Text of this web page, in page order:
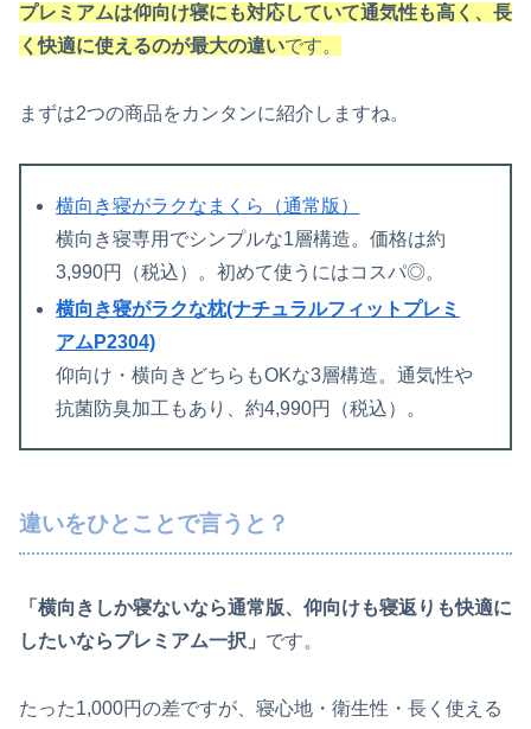
プレミアムは仰向け寝にも対応していて通気性も高く、長
く快適に使えるのが最大の違いです。
まずは2つの商品をカンタンに紹介しますね。
横向き寝がラクなまくら（通常版）
横向き寝専用でシンプルな1層構造。価格は約
3,990円（税込）。初めて使うにはコスパ◎。
横向き寝がラクな枕(ナチュラルフィットプレミ
アムP2304)
仰向け・横向きどちらもOKな3層構造。通気性や
抗菌防臭加工もあり、約4,990円（税込）。
違いをひとことで言うと？
「横向きしか寝ないなら通常版、仰向けも寝返りも快適に
したいならプレミアム一択」 です。
たった1,000円の差ですが、寝心地・衛生性・長く使える